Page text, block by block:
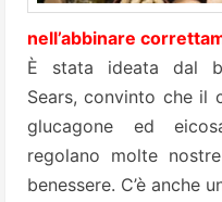
nell’abbinare
È stata ideata dal
Sears, convinto che il
glucagone ed
regolano molte
benessere. C’è anche